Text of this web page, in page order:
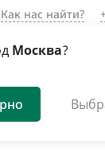
Москва?
Как нас найти?
Органическая